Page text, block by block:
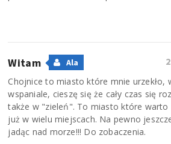
Witam Ala
Chojnice to miasto które mnie urzekło,
wspaniale, cieszę się że cały czas się
także w "zieleń". To miasto które warto
już w wielu miejscach. Na pewno
jadąc nad morze!!! Do zobaczenia.